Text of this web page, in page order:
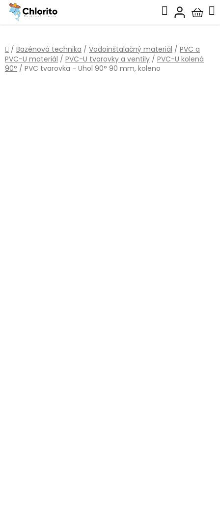
Prejsť
obsah
Hľadať
košík
Domov
/ Bazénová technika / Vodoinštalačný materiál / PVC a
PVC-U materiál / PVC-U tvarovky a ventily / PVC-U kolená
90° / PVC tvarovka - Uhol 90° 90 mm, koleno